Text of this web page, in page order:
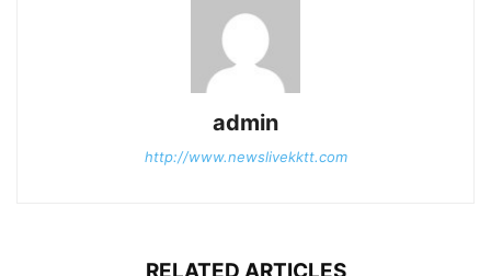
admin
http://www.newslivekktt.com